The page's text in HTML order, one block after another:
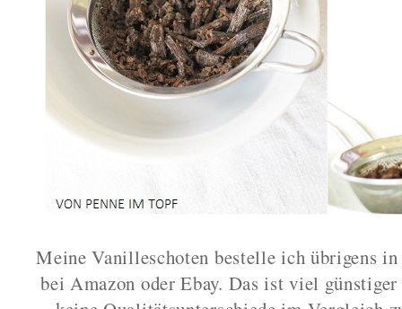
Meine Vanilleschoten bestelle ich übrigens
bei Amazon oder Ebay. Das ist viel